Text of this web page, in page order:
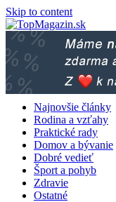
Skip to content
Najnovšie články
Rodina a vzťahy
Praktické rady
Domov a bývanie
Dobré vedieť
Šport a pohyb
Zdravie
Ostatné